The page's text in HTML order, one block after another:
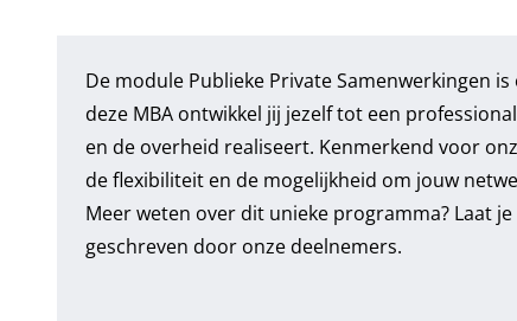
Demodule Publieke Private Samenwerkingen is
deze MBA ontwikkel jij jezelf tot een
en de overheid realiseert. Kenmerkend voor
de flexibiliteit en de mogelijkheid om jouw
Meer weten over dit unieke programma? Laat
geschreven door onze deelnemers.